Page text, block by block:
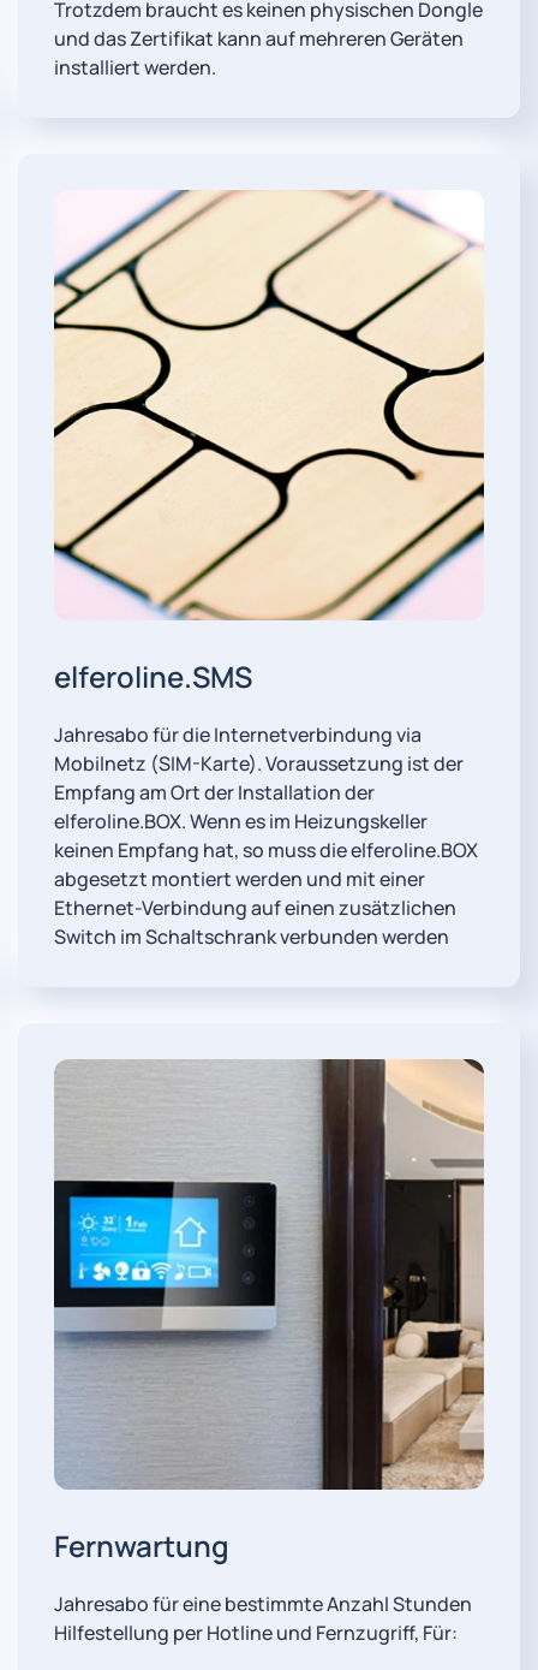
Trotzdem braucht es keinen physischen Dongle
und das Zertifikat kann auf mehreren Geräten
installiert werden.
elferoline.SMS
Jahresabo für die Internetverbindung via
Mobilnetz (SIM-Karte). Voraussetzung ist der
Empfang am Ort der Installation der
elferoline.BOX. Wenn es im Heizungskeller
keinen Empfang hat, so muss die elferoline.BOX
abgesetzt montiert werden und mit einer
Ethernet-Verbindung auf einen zusätzlichen
Switch im Schaltschrank verbunden werden
Fernwartung
Jahresabo für eine bestimmte Anzahl Stunden
Hilfestellung per Hotline und Fernzugriff, Für: